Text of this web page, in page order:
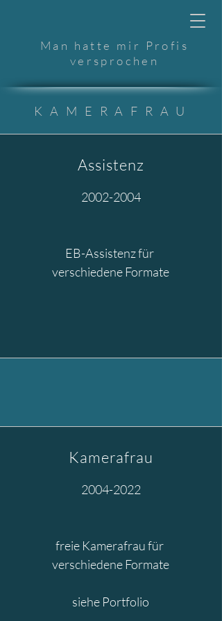
Man hatte mir Profis
versprochen
KAMERAFRAU
Assistenz
2002-2004
EB-Assistenz für
verschiedene Formate
Kamerafrau
2004-2022
freie Kamerafrau für
verschiedene Formate
siehe Portfolio